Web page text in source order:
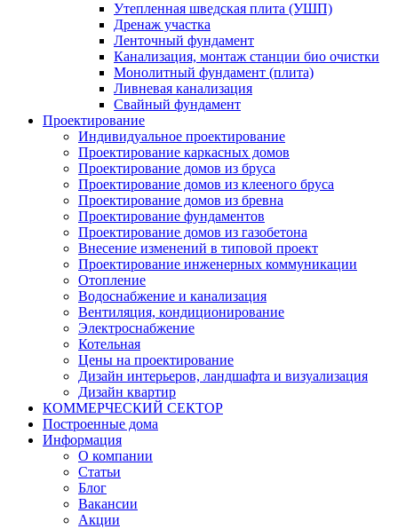
Утепленная шведская плита (УШП)
Дренаж участка
Ленточный фундамент
Канализация, монтаж станции био очистки
Монолитный фундамент (плита)
Ливневая канализация
Свайный фундамент
Проектирование
Индивидуальное проектирование
Проектирование каркасных домов
Проектирование домов из бруса
Проектирование домов из клееного бруса
Проектирование домов из бревна
Проектирование фундаментов
Проектирование домов из газобетона
Внесение изменений в типовой проект
Проектирование инженерных коммуникации
Отопление
Водоснабжение и канализация
Вентиляция, кондиционирование
Электроснабжение
Котельная
Цены на проектирование
Дизайн интерьеров, ландшафта и визуализация
Дизайн квартир
КОММЕРЧЕСКИЙ СЕКТОР
Построенные дома
Информация
О компании
Статьи
Блог
Вакансии
Акции